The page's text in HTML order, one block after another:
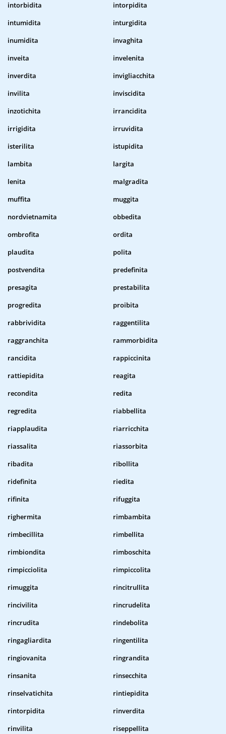
intorbidita
intorpidita
intumidita
inturgidita
inumidita
invaghita
inveita
invelenita
inverdita
invigliacchita
invilita
inviscidita
inzotichita
irrancidita
irrigidita
irruvidita
isterilita
istupidita
lambita
largita
lenita
malgradita
muffita
muggita
nordvietnamita
obbedita
ombrofita
ordita
plaudita
polita
postvendita
predefinita
presagita
prestabilita
progredita
proibita
rabbrividita
raggentilita
raggranchita
rammorbidita
rancidita
rappiccinita
rattiepidita
reagita
recondita
redita
regredita
riabbellita
riapplaudita
riarricchita
riassalita
riassorbita
ribadita
ribollita
ridefinita
riedita
rifinita
rifuggita
righermita
rimbambita
rimbecillita
rimbellita
rimbiondita
rimboschita
rimpicciolita
rimpiccolita
rimuggita
rincitrullita
rincivilita
rincrudelita
rincrudita
rindebolita
ringagliardita
ringentilita
ringiovanita
ringrandita
rinsanita
rinsecchita
rinselvatichita
rintiepidita
rintorpidita
rinverdita
rinvilita
riseppellita